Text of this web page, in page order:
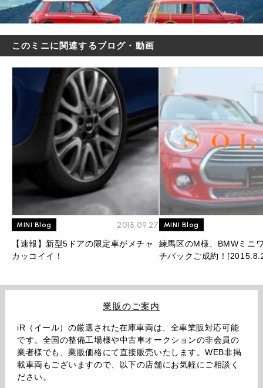
このミニに関連するブログ・動画
MINI Blog 2015.09.27
【速報】新型5ドアの限定車がメチャ
カッコイイ！
MINI Blog
練馬区のM様、BMWミニ
チバックご成約！
業販のご案内
iR（イール）の厳選された在庫車両は、全車業販対応可能
です。全国の整備工場様や中古車オークションの非会員の
業者様でも、業販価格にて直接販売いたします。WEB非掲
載車両もございますので、以下の店舗にお気軽にご相談く
ださい。